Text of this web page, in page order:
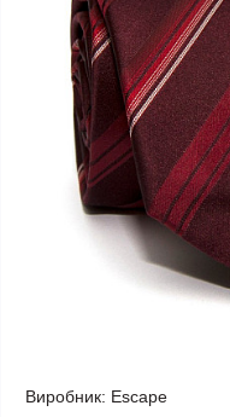
Виробник: Escape